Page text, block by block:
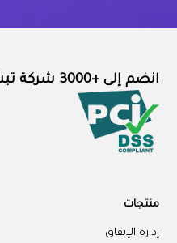
انضم إلى +3000 شركة تبسّط إدارتها المالية مع الآن
منتجات
إدارة الإنفاق